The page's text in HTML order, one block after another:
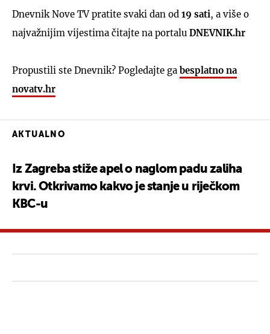
Dnevnik Nove TV pratite svaki dan od 19 sati, a više o
najvažnijim vijestima čitajte na portalu DNEVNIK.hr
Propustili ste Dnevnik? Pogledajte ga besplatno na
novatv.hr
AKTUALNO
Iz Zagreba stiže apel o naglom padu zaliha
krvi. Otkrivamo kakvo je stanje u riječkom
KBC-u